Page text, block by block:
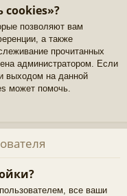
cookies»?
позволяют вам
а также
прочитанных
администратором. Если
выходом на данной
может помочь.
все ваши